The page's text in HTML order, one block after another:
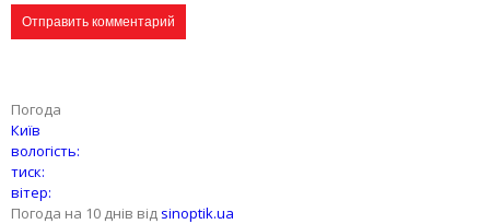
Погода
Київ
вологість:
тиск:
вітер:
Погода на 10 днів від sinoptik.ua